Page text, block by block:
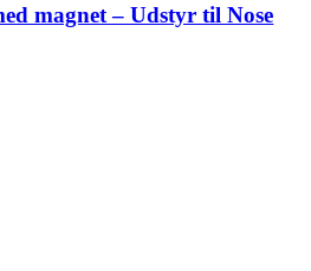
magnet – Udstyr til Nose